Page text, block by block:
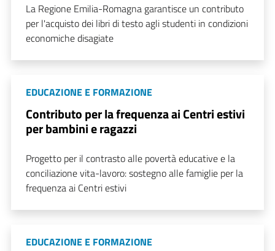
La Regione Emilia-Romagna garantisce un contributo
per l'acquisto dei libri di testo agli studenti in condizioni
economiche disagiate
EDUCAZIONE E FORMAZIONE
Contributo per la frequenza ai Centri estivi
per bambini e ragazzi
Progetto per il contrasto alle povertà educative e la
conciliazione vita-lavoro: sostegno alle famiglie per la
frequenza ai Centri estivi
EDUCAZIONE E FORMAZIONE